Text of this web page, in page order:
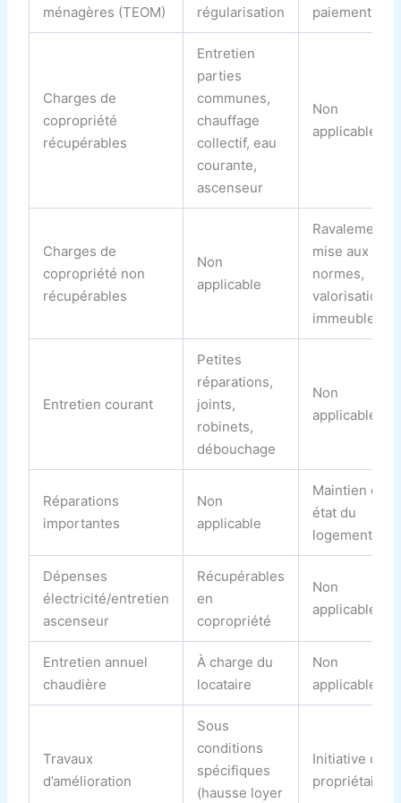
ménagères (TEOM)
régularisation
paiement
Charges de
copropriété
récupérables
Entretien
parties
communes,
chauffage
collectif, eau
courante,
ascenseur
Non
applicable
Charges de
copropriété non
récupérables
Non
applicable
Ravalement,
mise aux
normes,
valorisation
immeuble
Entretien courant
Petites
réparations,
joints,
robinets,
débouchage
Non
applicable
Réparations
importantes
Non
applicable
Maintien en
état du
logement
Dépenses
électricité/entretien
ascenseur
Récupérables
en
copropriété
Non
applicable
Entretien annuel
chaudière
À charge du
locataire
Non
applicable
Travaux
d’amélioration
Sous
conditions
spécifiques
(hausse loyer
Initiative du
propriétaire